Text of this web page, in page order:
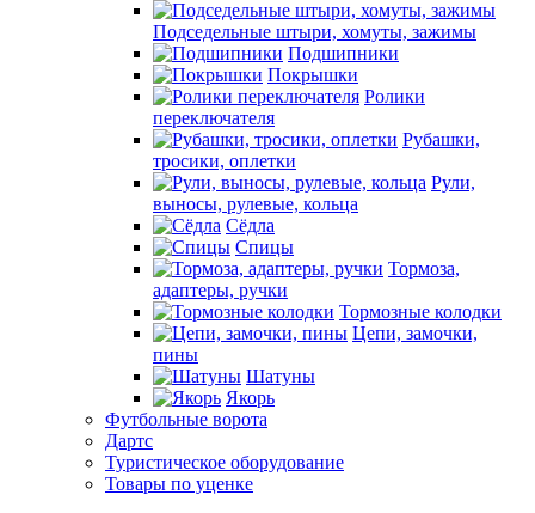
Подседельные штыри, хомуты, зажимы
Подшипники
Покрышки
Ролики
переключателя
Рубашки,
тросики, оплетки
Рули,
выносы, рулевые, кольца
Сёдла
Спицы
Тормоза,
адаптеры, ручки
Тормозные колодки
Цепи, замочки,
пины
Шатуны
Якорь
Футбольные ворота
Дартс
Туристическое оборудование
Товары по уценке